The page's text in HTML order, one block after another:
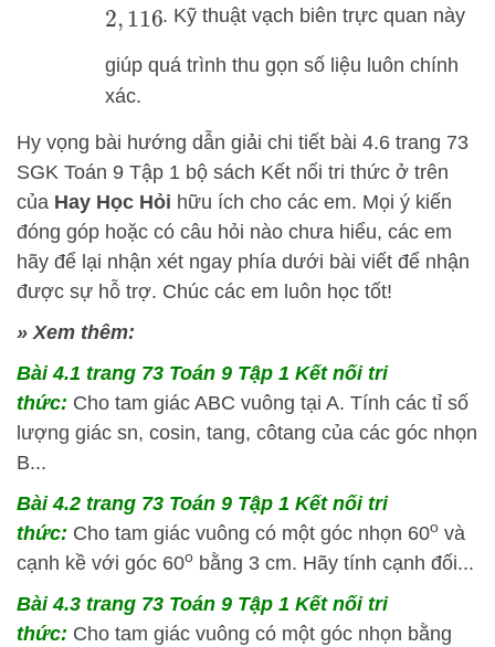
2, 116. Kỹ thuật vạch biên trực quan này
giúp quá trình thu gọn số liệu luôn chính
xác.
Hy vọng bài hướng dẫn giải chi tiết bài 4.6 trang 73
SGK Toán 9 Tập 1 bộ sách Kết nối tri thức ở trên
của Hay Học Hỏi hữu ích cho các em. Mọi ý kiến
đóng góp hoặc có câu hỏi nào chưa hiểu, các em
hãy để lại nhận xét ngay phía dưới bài viết để nhận
được sự hỗ trợ. Chúc các em luôn học tốt!
» Xem thêm:
Bài 4.1 trang 73 Toán 9 Tập 1 Kết nối tri
thức: Cho tam giác ABC vuông tại A. Tính các tỉ số
lượng giác sn, cosin, tang, côtang của các góc nhọn
B...
Bài 4.2 trang 73 Toán 9 Tập 1 Kết nối tri
thức: Cho tam giác vuông có một góc nhọn 60o và
cạnh kề với góc 60o bằng 3 cm. Hãy tính cạnh đối...
Bài 4.3 trang 73 Toán 9 Tập 1 Kết nối tri
thức: Cho tam giác vuông có một góc nhọn bằng